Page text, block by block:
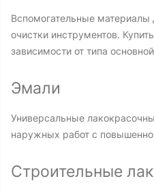
Вспомогательные материалы
очистки инструментов.
зависимости от типа
Эмали
Универсальные
наружных работ с
Строительные